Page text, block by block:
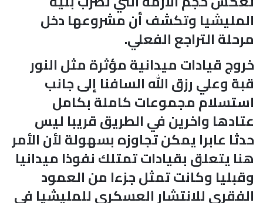
المليشيا وتكشف أن مشروعها دخل
مرحلة التراجع الفعلي.
خروج قيادات ميدانية مؤثرة مثل النور
قبة وعلي رزق الله السافنا إلى جانب
استسلام مجموعات كاملة بكامل
عتادها واخرين في الطريق قريبا ليس
حدثا عابرا يمكن تجاوزه بسهولة لأن الأمر
هنا يتعلق بقيادات تمتلك نفوذا ميدانيا
وقبليا وكانت تمثل جزءا من العمود
الفقري للانتشار العسكري للمليشيا في